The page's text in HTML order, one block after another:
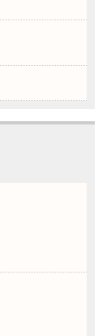
もとに、こ
イステクニ
イペイ、
機会にご利